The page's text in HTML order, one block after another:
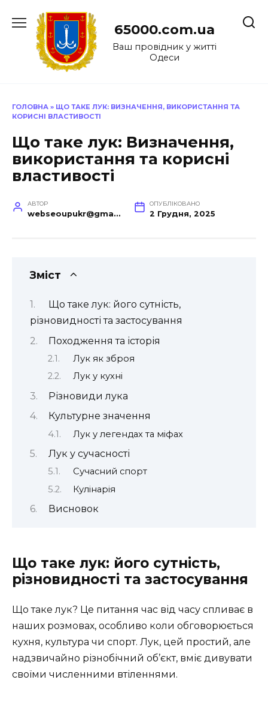
до
65000.com.ua
Ваш провідник у житті
Одеси
ГОЛОВНА » ЩО ТАКЕ ЛУК: ВИЗНАЧЕННЯ, ВИКОРИСТАННЯ ТА
КОРИСНІ ВЛАСТИВОСТІ
Що таке лук: Визначення,
використання та корисні
властивості
АВТОР
webseoupukr@gmail.com
ОПУБЛІКОВАНО
2 Грудня, 2025
Зміст
Що таке лук: його сутність,
різновидності та застосування
Походження та історія
Лук як зброя
Лук у кухні
Різновиди лука
Культурне значення
Лук у легендах та міфах
Лук у сучасності
Сучасний спорт
Кулінарія
Висновок
Що таке лук: його сутність,
різновидності та застосування
Що таке лук? Це питання час від часу спливає в
наших розмовах, особливо коли обговорюється
кухня, культура чи спорт. Лук, цей простий, але
надзвичайно різнобічний об’єкт, вміє дивувати
своїми численними втіленнями.